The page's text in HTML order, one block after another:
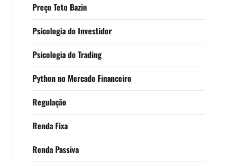
Preço Teto Bazin
Psicologia do Investidor
Psicologia do Trading
Python no Mercado Financeiro
Regulação
Renda Fixa
Renda Passiva